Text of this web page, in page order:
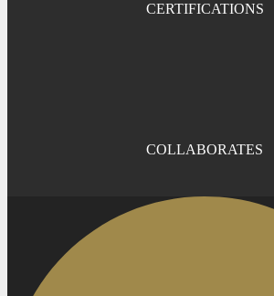
CERTIFICATIONS
COLLABORATES